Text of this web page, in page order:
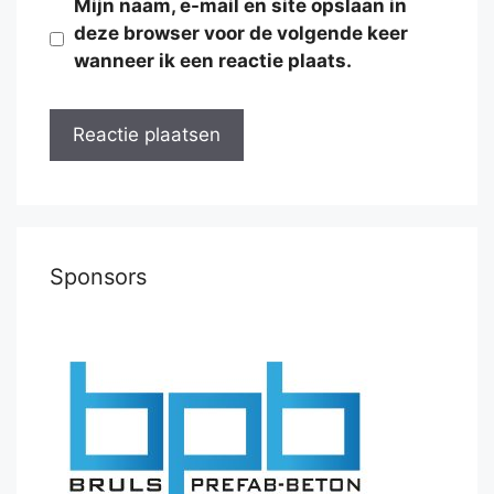
Mijn naam, e-mail en site opslaan in
deze browser voor de volgende keer
wanneer ik een reactie plaats.
Sponsors